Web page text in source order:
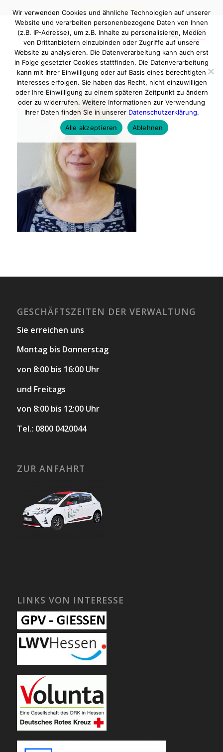
IMGP1111w
Du bist hier: Startseite Homepage Anrufen IMGP1111w
GESCHÄFTSZEITEN DER VERWALTUNG
Sie erreichen uns
Montag bis Donnerstag
von 8:00 bis 16:00 Uhr
und Freitags
von 8:00 bis 12:00 Uhr
Tel.: 0800 0420044
ZUR ANFAHRT
LINKS VON INTERESSE
Wir verwenden Cookies und ähnliche Technologien auf unserer
Website und verarbeiten personenbezogene Daten von Ihnen
(z.B. IP-Adresse), um z.B. Inhalte zu personalisieren, Medien
von Drittanbietern einzubinden oder Zugriffe auf unsere
Website zu analysieren. Die Datenverarbeitung kann auch erst
in Folge gesetzter Cookies stattfinden. Die Datenverarbeitung
kann mit Ihrer Einwilligung oder auf Basis eines berechtigten
Interesses erfolgen. Sie haben das Recht, nicht einzuwilligen
oder Ihre Einwilligung zu einem späteren Zeitpunkt zu ändern
oder zu widerrufen. Weitere Informationen zur Verwendung
Ihrer Daten finden Sie in unserer Datenschutzerklärung.
Alle akzeptieren
Ablehnen